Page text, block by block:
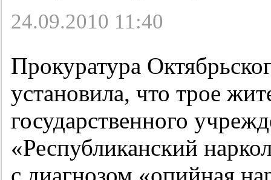
24.09.2010 11:40
Прокуратура
установила, что трое
государственного
«Республиканский